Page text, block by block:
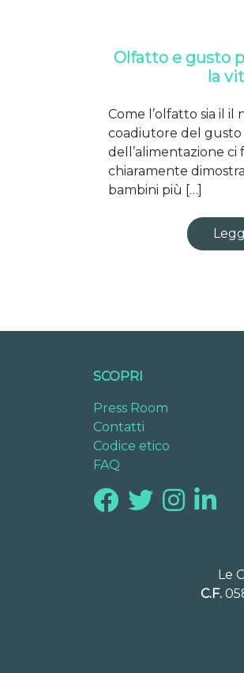
Olfatto e gusto
la
Come l’olfatto sia il il
coadiutore del gusto
dell’alimentazione ci
chiaramente
bambini più […]
SCOPRI
Press Room
Contatti
Codice etico
FAQ
Le
C.F.